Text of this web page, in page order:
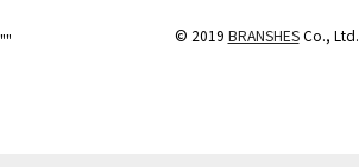
© 2019 BRANSHESCo., Ltd.
""